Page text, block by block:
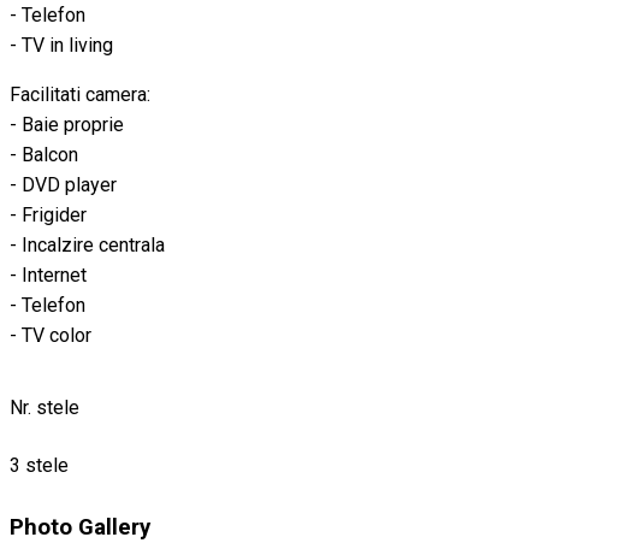
- Telefon
- TV in living
Facilitati camera:
- Baie proprie
- Balcon
- DVD player
- Frigider
- Incalzire centrala
- Internet
- Telefon
- TV color
Nr. stele
3 stele
Photo Gallery